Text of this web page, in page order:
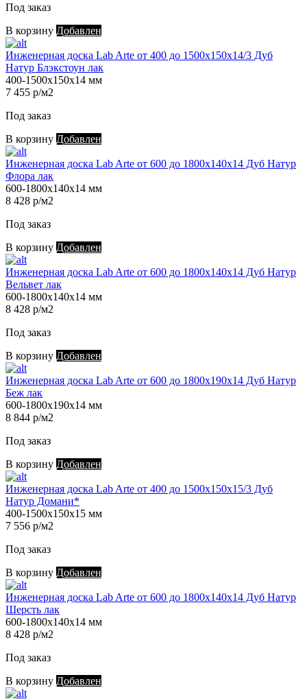
Под заказ
В корзину Добавлен
Инженерная доска Lab Arte от 400 до 1500х150х14/3 Дуб
Натур Блэкстоун лак
400-1500х150х14 мм
7 455 р/м2
Под заказ
В корзину Добавлен
Инженерная доска Lab Arte от 600 до 1800х140х14 Дуб Натур
Флора лак
600-1800х140х14 мм
8 428 р/м2
Под заказ
В корзину Добавлен
Инженерная доска Lab Arte от 600 до 1800х140х14 Дуб Натур
Вельвет лак
600-1800х140х14 мм
8 428 р/м2
Под заказ
В корзину Добавлен
Инженерная доска Lab Arte от 600 до 1800х190х14 Дуб Натур
Беж лак
600-1800х190х14 мм
8 844 р/м2
Под заказ
В корзину Добавлен
Инженерная доска Lab Arte от 400 до 1500х150х15/3 Дуб
Натур Домани*
400-1500х150х15 мм
7 556 р/м2
Под заказ
В корзину Добавлен
Инженерная доска Lab Arte от 600 до 1800х140х14 Дуб Натур
Шерсть лак
600-1800х140х14 мм
8 428 р/м2
Под заказ
В корзину Добавлен